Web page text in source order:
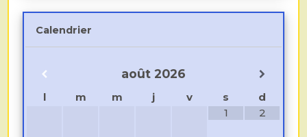
Calendrier
août 2026
l m m j v s
d
1
2